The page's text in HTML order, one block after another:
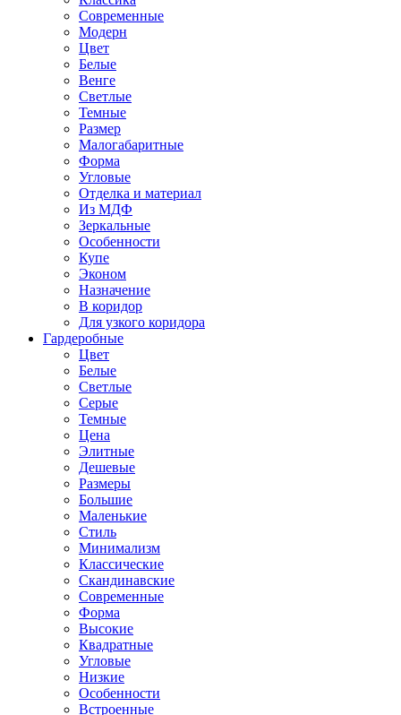
Современные
Модерн
Цвет
Белые
Венге
Светлые
Темные
Размер
Малогабаритные
Форма
Угловые
Отделка и материал
Из МДФ
Зеркальные
Особенности
Купе
Эконом
Назначение
В коридор
Для узкого коридора
Гардеробные
Цвет
Белые
Светлые
Серые
Темные
Цена
Элитные
Дешевые
Размеры
Большие
Маленькие
Стиль
Минимализм
Классические
Скандинавские
Современные
Форма
Высокие
Квадратные
Угловые
Низкие
Особенности
Встроенные